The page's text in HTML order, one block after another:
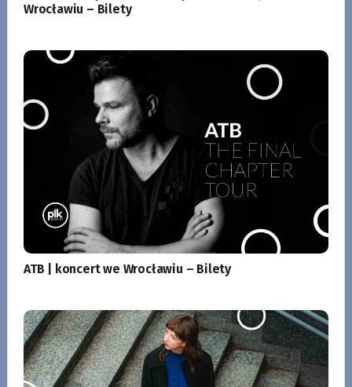
Wrocławiu – Bilety
ATB | koncert we Wrocławiu – Bilety